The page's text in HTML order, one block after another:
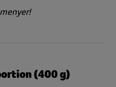
(400 g)